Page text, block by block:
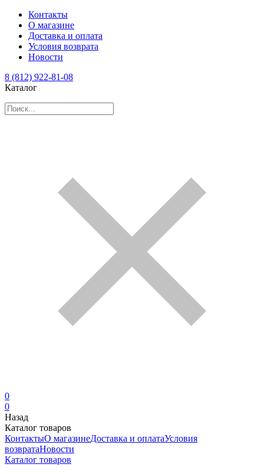
Контакты
О магазине
Доставка и оплата
Условия возврата
Новости
8 (812) 922-81-08
Каталог
0
0
Назад
Каталог товаров
КонтактыО магазинеДоставка и оплатаУсловия
возвратаНовости
Каталог товаров